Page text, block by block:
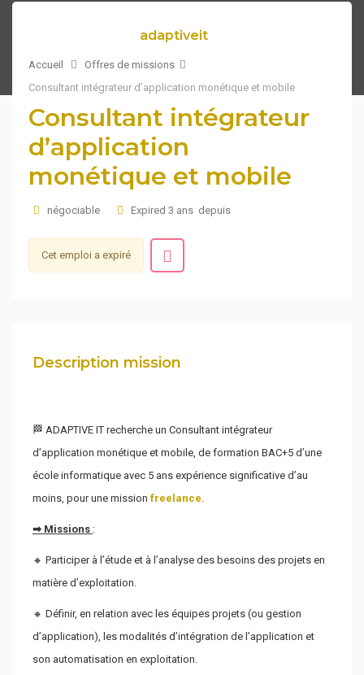
adaptiveit
Accueil
Offres de missions
Consultant intégrateur d’application monétique et mobile
Consultant intégrateur
d’application
monétique et mobile
négociable Expired 3 ans depuis
Cet emploi a expiré
Description mission
🏁 ADAPTIVE IT recherche un Consultant intégrateur
d’application monétique et mobile, de formation BAC+5 d’une
école informatique avec 5 ans expérience significative d’au
moins, pour une mission freelance.
➡ Missions :
🔸 Participer à l’étude et à l’analyse des besoins des projets en
matière d’exploitation.
🔸 Définir, en relation avec les équipes projets (ou gestion
d’application), les modalités d’intégration de l’application et
son automatisation en exploitation.